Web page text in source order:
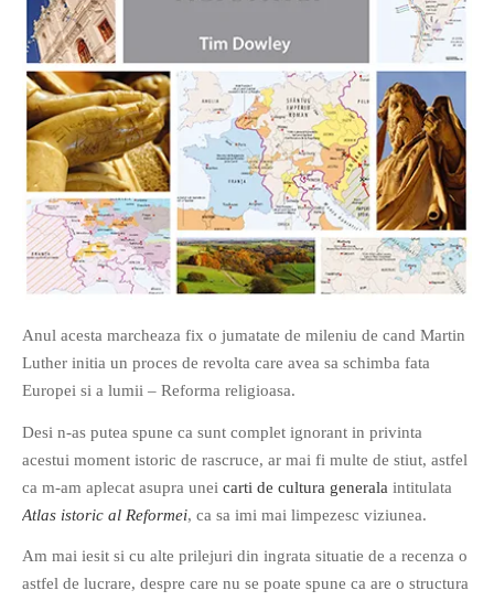
If you like movies, words and
mind games, then this is the
book for you. Take the
own acrostics and describing
very letters of their titles!
RASFOIESTE
Anul acesta marcheaza fix o jumatate de mileniu de cand Martin
Luther initia un proces de revolta care avea sa schimba fata
Europei si a lumii – Reforma religioasa.
Desi n-as putea spune ca sunt complet ignorant in privinta
acestui moment istoric de rascruce, ar mai fi multe de stiut, astfel
ca m-am aplecat asupra unei carti de cultura generala intitulata
Atlas istoric al Reformei, ca sa imi mai limpezesc viziunea.
Am mai iesit si cu alte prilejuri din ingrata situatie de a recenza o
astfel de lucrare, despre care nu se poate spune ca are o structura